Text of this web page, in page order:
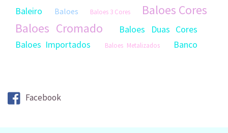
Baleiro
Baloes Baloes 3 Cores
Baloes Cores
Baloes Cromado
Baloes Duas Cores
Baloes Importados
Baloes Metalizados
Banco
Estanho
Bonecas De Feltro Boneco Boneco Artesanal
Facebook